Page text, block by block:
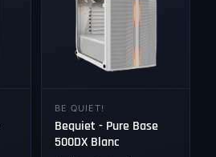
BE QUIET!
Bequiet - Pure Base
500DX Blanc